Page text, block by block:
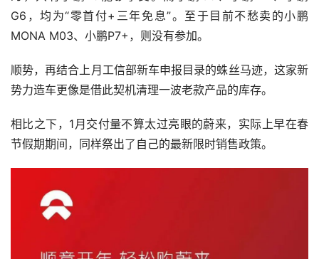
G6，均为“零首付+三年免息”。至于目前不愁卖的小鹏
MONA M03、小鹏P7+，则没有参加。
顺势，再结合上月工信部新车申报目录的蛛丝马迹，这家新
势力造车更像是借此契机清理一波老款产品的库存。
相比之下，1月交付量不算太过亮眼的蔚来，实际上早在春
节假期期间，同样祭出了自己的最新限时销售政策。